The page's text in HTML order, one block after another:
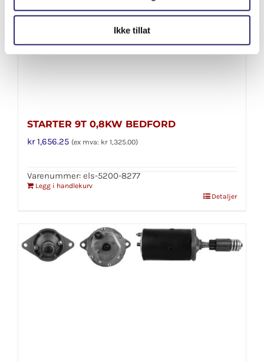
Ikke tillat
STARTER 9T 0,8KW BEDFORD
kr1,656.25 (ex mva: kr 1,325.00)
Varenummer: els-5200-8277
Legg i handlekurv
Detaljer